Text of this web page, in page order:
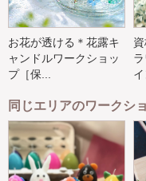
お花が透ける＊花露キ
ャンドルワークショッ
プ［保...
同じエリアのワークシ